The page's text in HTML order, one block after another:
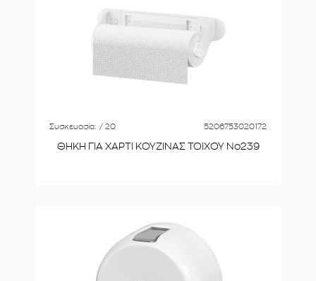
Συσκευασία: / 20 5206753020172
ΘΗΚΗ ΓΙΑ ΧΑΡΤΙ ΚΟΥΖΙΝΑΣ ΤΟΙΧΟΥ Νο239